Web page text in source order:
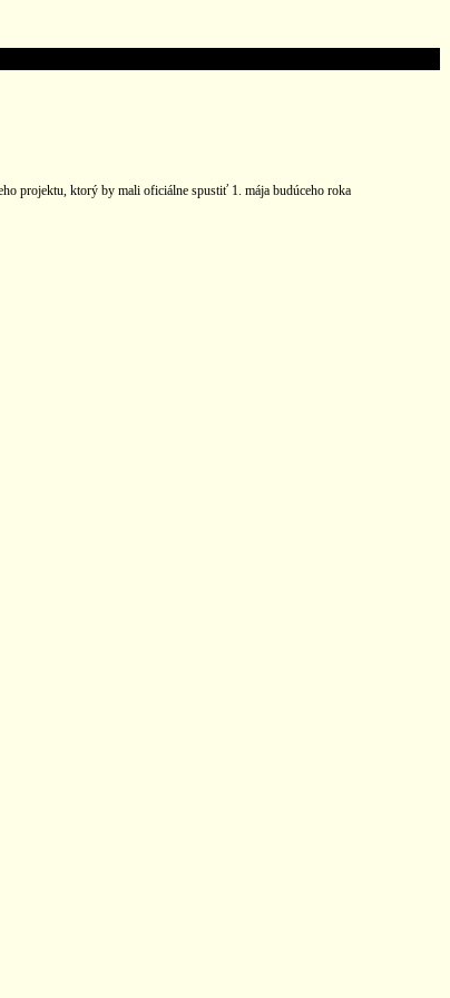
projektu, ktorý by mali oficiálne spustiť 1. mája budúceho roka